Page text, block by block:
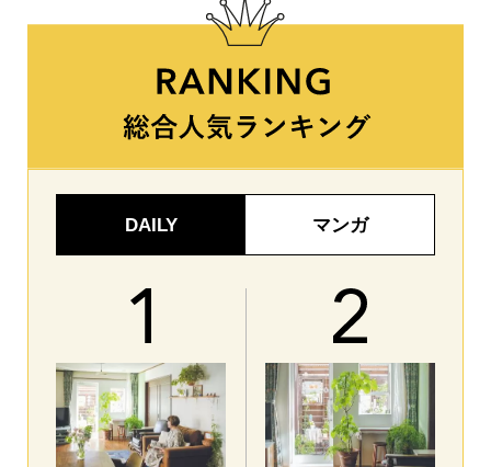
DAILY マンガ